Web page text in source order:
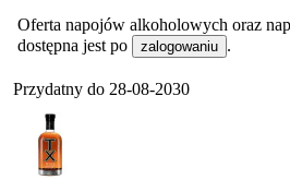
Oferta napojów alkoholowych oraz
dostępna jest po
zalogowaniu .
Przydatny do 28-08-2030